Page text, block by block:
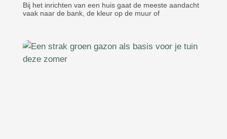
Bij het inrichten van een huis gaat de meeste aandacht
vaak naar de bank, de kleur op de muur of